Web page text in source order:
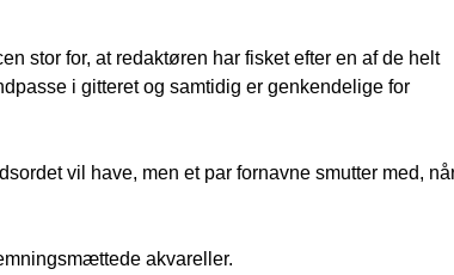
stor for, at redaktøren har fisket efter en af de helt
i gitteret og samtidig er genkendelige for
vil have, men et par fornavne smutter med,
akvareller.